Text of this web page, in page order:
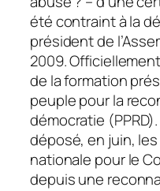
été contraint à la
président de
2009.
de la formation
peuple pour la
démocratie
déposé, en juin,
nationale pour le
depuis une